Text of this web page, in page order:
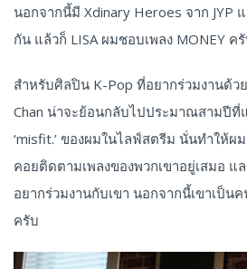
นอกจากนี้มี Xdinary Heroes จาก JYP
กัน แล้วก็ LISA ผมชอบเพลง MONEY ค
สำหรับศิลปิน K-Pop ที่อยากร่วมงานด้ว
Chan น่าจะย้อนกลับไปประมาณสามปีที่
‘misfit.’ ของผมในไลฟ์สตรีม นั่นทำให้ผ
คอยติดตามเพลงของพวกเขาอยู่เสมอ แ
อยากร่วมงานกับเขา นอกจากนี้เขาเป็นค
ครับ